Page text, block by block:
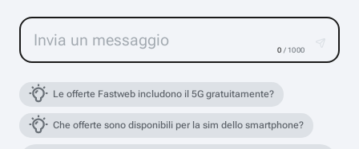
0 / 1000
Le offerte Fastweb includono il 5G gratuitamente?
Che offerte sono disponibili per la sim dello smartphone?